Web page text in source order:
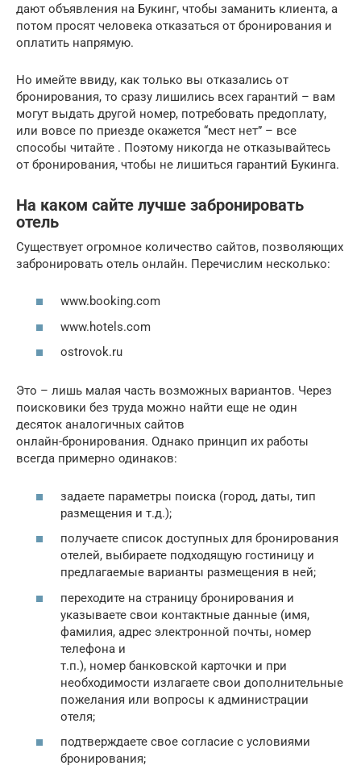
дают объявления на Букинг, чтобы заманить клиента, а
потом просят человека отказаться от бронирования и
оплатить напрямую.
Но имейте ввиду, как только вы отказались от
бронирования, то сразу лишились всех гарантий – вам
могут выдать другой номер, потребовать предоплату,
или вовсе по приезде окажется “мест нет” – все
способы читайте . Поэтому никогда не отказывайтесь
от бронирования, чтобы не лишиться гарантий Букинга.
На каком сайте лучше забронировать
отель
Существует огромное количество сайтов, позволяющих
забронировать отель онлайн. Перечислим несколько:
www.booking.com
www.hotels.com
ostrovok.ru
Это – лишь малая часть возможных вариантов. Через
поисковики без труда можно найти еще не один
десяток аналогичных сайтов
онлайн-бронирования. Однако принцип их работы
всегда примерно одинаков:
задаете параметры поиска (город, даты, тип
размещения и т.д.);
получаете список доступных для бронирования
отелей, выбираете подходящую гостиницу и
предлагаемые варианты размещения в ней;
переходите на страницу бронирования и
указываете свои контактные данные (имя,
фамилия, адрес электронной почты, номер
телефона и
т.п.), номер банковской карточки и при
необходимости излагаете свои дополнительные
пожелания или вопросы к администрации
отеля;
подтверждаете свое согласие с условиями
бронирования;